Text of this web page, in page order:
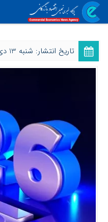
تاریخ انتشار: شنبه 13 دی 1404 - 10:28